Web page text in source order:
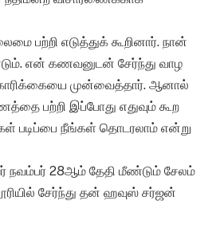
பற்றி எடுத்துக் கூறினார். நான்
என் கணவனுடன் சேர்ந்து வாழ
முன்வைத்தார். ஆனால்
பற்றி இப்போது எதுவும் கூற
படிப்பை நீங்கள் தொடரலாம் என்று
நவம்பர் 28ஆம் தேதி மீண்டும் சேலம்
சேர்ந்து தன் ஹவுஸ் சர்ஜன்